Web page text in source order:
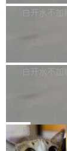
自研的多个文生
整性保护。效
让语音识别不
w 不要求标准
新和少量网页
容提供的字体
质的最低采样
SS 圆角虚线样
白开水不加
发布的
最强的若干项
通过拉取过去
白开水不加
维护工作一直
和休闲娱乐竞
局